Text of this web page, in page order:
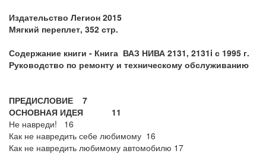
Издательство Легион 2015
Мягкий переплет, 352 стр.
Содержание книги - Книга ВАЗ НИВА 2131, 2131i с 1995 г.
Руководство по ремонту и техническому обслуживанию
ПРЕДИСЛОВИЕ 7
ОСНОВНАЯ ИДЕЯ 11
Не навреди! 16
Как не навредить себе любимому 16
Как не навредить любимому автомобилю 17